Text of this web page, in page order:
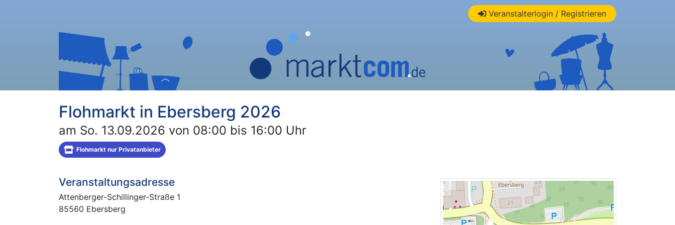
Veranstalterlogin / Registrieren
Flohmarkt in Ebersberg 2026
am So. 13.09.2026 von 08:00 bis 16:00 Uhr
Flohmarkt nur Privatanbieter
Veranstaltungsadresse
Attenberger-Schillinger-Straße 1
85560 Ebersberg